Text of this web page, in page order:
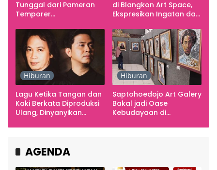
Tunggal dari Pameran
Temporer
di Blangkon Art Space,
Ekspresikan Ingatan dan
Hiburan
Lagu Ketika Tangan dan
Kaki Berkata Diproduksi
Ulang, Dinyanyikan
Chrisye
Hiburan
Saptohoedojo Art Galery
Bakal jadi Oase
Kebudayaan di
AGENDA